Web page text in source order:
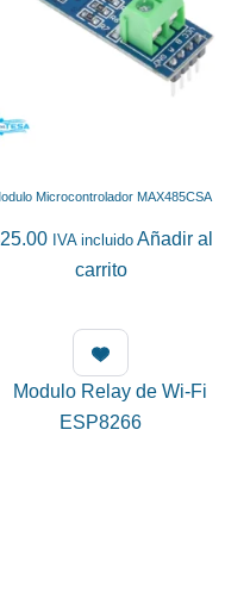
Microcontrolador MAX485CSA
25.00 IVA incluido Añadir al
carrito